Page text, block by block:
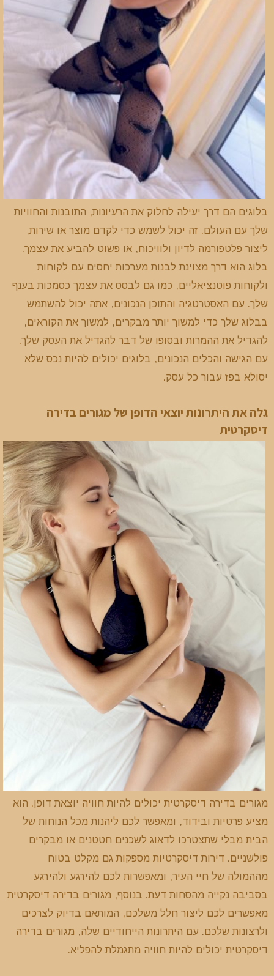
בלוגים הם דרך יעילה לחלוק את הרעיונות, התובנות והחוויות
שלך עם העולם. זה יכול לשמש כדי לקדם מוצר או שירות,
ליצור פלטפורמה לדיון ולוויכוח, או פשוט להביע את עצמך.
בלוג הוא דרך מצוינת לבנות מערכות יחסים עם לקוחות
ולקוחות פוטנציאליים, כמו גם לבסס את עצמך כסמכות בענף
שלך. עם האסטרטגיה והתוכן הנכונים, אתה יכול להשתמש
בבלוג שלך כדי למשוך יותר מבקרים, למשוך את הקוראים,
להגדיל את ההמרות ובסופו של דבר להגדיל את העסק שלך.
עם הגישה והכלים הנכונים, בלוגים יכולים להיות נכס שלא
יסולא בפז עבור כל עסק.
גלה את היתרונות יוצאי הדופן של מגורים בדירה
דיסקרטית
מגורים בדירה דיסקרטית יכולים להיות חוויה יוצאת דופן. הוא
מציע פרטיות ובידוד, ומאפשר לכם ליהנות מכל הנוחות של
הבית מבלי שתצטרכו לדאוג לשכנים חטטנים או מבקרים
פולשניים. דירות דיסקרטיות מספקות גם מקלט בטוח
מההמולה של חיי העיר, ומאפשרות לכם להירגע ולהירגע
בסביבה נקייה מהסחות דעת. בנוסף, מגורים בדירה דיסקרטית
מאפשרים לכם ליצור חלל משלכם, המותאם בדיוק לצרכים
ולרצונות שלכם. עם היתרונות הייחודיים שלה, מגורים בדירה
דיסקרטית יכולים להיות חוויה מתגמלת להפליא.